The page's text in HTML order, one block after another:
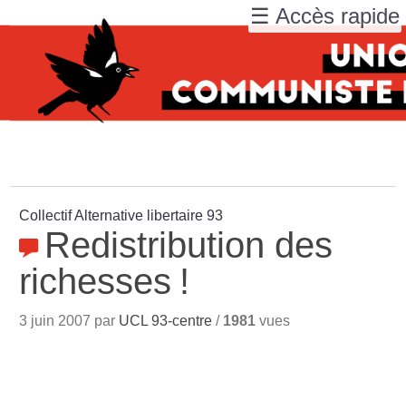
Collectif Alternative libertaire 93
Redistribution des
richesses !
3 juin 2007 par UCL 93-centre / 1981 vues
☰ Accès rapide